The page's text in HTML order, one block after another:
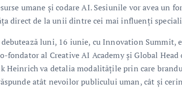
umane și codare AI. Sesiunile vor avea un
direct de la unii dintre cei mai influenți
luni, 16 iunie, cu Innovation Summit,
fondator al Creative AI Academy și Global Head
Heinrich va detalia modalitățile prin care
atât nevoilor publicului uman, cât și